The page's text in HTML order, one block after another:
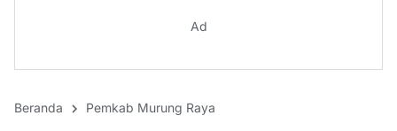
Ad
Beranda Pemkab Murung Raya